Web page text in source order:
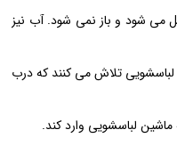
می شود و باز نمی شود. آب نیز
لباسشویی تلاش می کنند که درب
لباسشویی وارد کند.